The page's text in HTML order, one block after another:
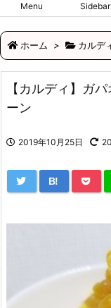
Menu Sidebar
ホーム > カルデ
【カルディ】ガ
ーン
2019年10月25日
B!